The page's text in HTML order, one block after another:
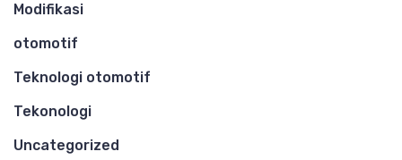
Modifikasi
otomotif
Teknologi otomotif
Tekonologi
Uncategorized